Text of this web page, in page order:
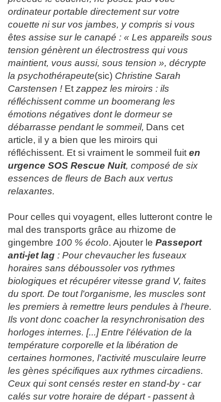
ordinateur portable directement sur votre
couette ni sur vos jambes, y compris si vous
êtes assise sur le canapé : « Les appareils sous
tension génèrent un électrostress qui vous
maintient, vous aussi, sous tension », décrypte
la psychothérapeute(sic) Christine Sarah
Carstensen ! Et zappez les miroirs : ils
réfléchissent comme un boomerang les
émotions négatives dont le dormeur se
débarrasse pendant le sommeil, Dans cet
article, il y a bien que les miroirs qui
réfléchissent. Et si vraiment le sommeil fuit en
urgence SOS Rescue Nuit, composé de six
essences de fleurs de Bach aux vertus
relaxantes.
Pour celles qui voyagent, elles lutteront contre le
mal des transports grâce au rhizome de
gingembre 100 % écolo. Ajouter le Passeport
anti-jet lag : Pour chevaucher les fuseaux
horaires sans déboussoler vos rythmes
biologiques et récupérer vitesse grand V, faites
du sport. De tout l'organisme, les muscles sont
les premiers à remettre leurs pendules à l'heure.
Ils vont donc coacher la resynchronisation des
horloges internes. [...] Entre l'élévation de la
température corporelle et la libération de
certaines hormones, l'activité musculaire leurre
les gènes spécifiques aux rythmes circadiens.
Ceux qui sont censés rester en stand-by - car
calés sur votre horaire de départ - passent à